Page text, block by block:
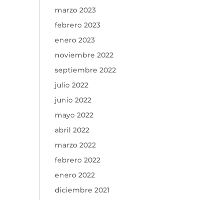
marzo 2023
febrero 2023
enero 2023
noviembre 2022
septiembre 2022
julio 2022
junio 2022
mayo 2022
abril 2022
marzo 2022
febrero 2022
enero 2022
diciembre 2021